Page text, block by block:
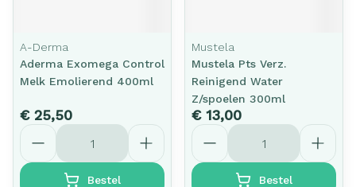
A-Derma
Aderma Exomega Control
Melk Emolierend 400ml
€ 25,50
Aantal
Bestel
Mustela
Mustela Pts Verz.
Reinigend Water
Z/spoelen 300ml
€ 13,00
Aantal
Bestel